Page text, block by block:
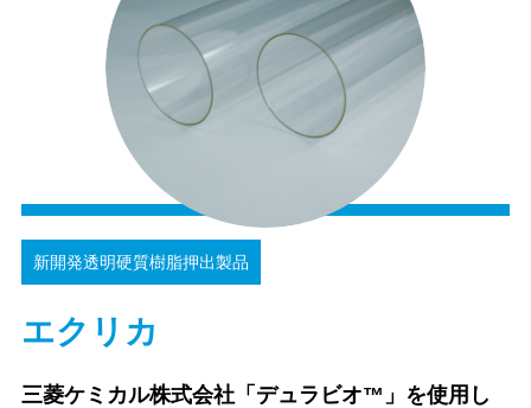
新開発透明硬質樹脂押出製品
エクリカ
三菱ケミカル株式会社「デュラビオ™」を使用し